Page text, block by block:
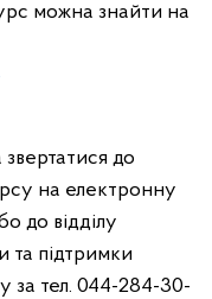
можна знайти на
до
на електронну
до відділу
та підтримки
за тел. 044-284-30-